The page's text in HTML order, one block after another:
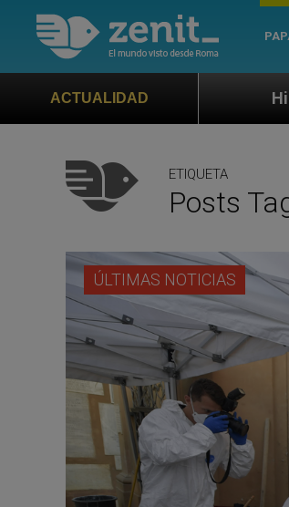
ACTUALIDAD
Himno oficial de la Jornada
ETIQUETA
Posts
ÚLTIMAS NOTICIAS